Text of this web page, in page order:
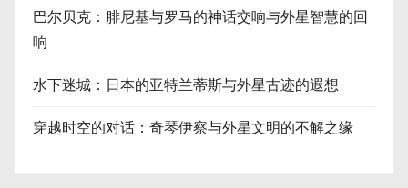
巴尔贝克：腓尼基与罗马的神话交响与外星智慧的回
响
水下迷城：日本的亚特兰蒂斯与外星古迹的遐想
穿越时空的对话：奇琴伊察与外星文明的不解之缘